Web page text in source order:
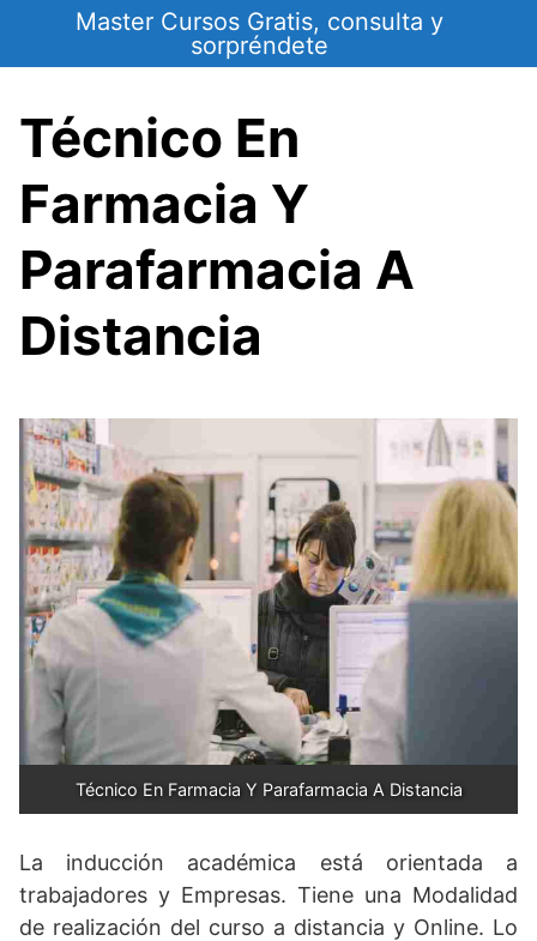
contenido
Master Cursos Gratis, consulta y
sorpréndete
Técnico En
Farmacia Y
Parafarmacia A
Distancia
Técnico En Farmacia Y Parafarmacia A Distancia
La inducción académica está orientada a
trabajadores y Empresas. Tiene una Modalidad
de realización del curso a distancia y Online. Lo